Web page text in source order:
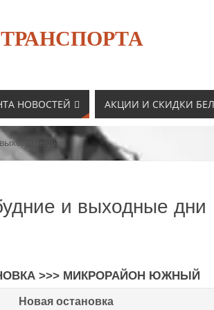
НОВОСТЕЙ АКЦИИ И СКИДКИ
дни
и выходные дни
>>> МИКРОРАЙОН ЮЖНЫЙ
Новая остановка